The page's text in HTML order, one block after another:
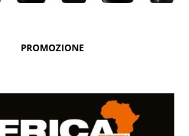
PROMOZIONE